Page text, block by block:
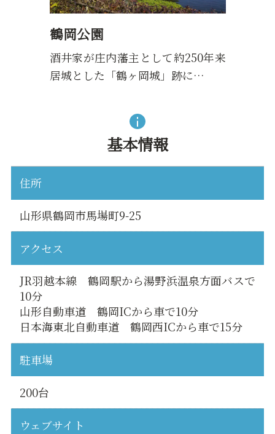
鶴岡公園
酒井家が庄内藩主として約250年来
居城とした「鶴ヶ岡城」跡に…
基本情報
住所
山形県鶴岡市馬場町9-25
アクセス
JR羽越本線 鶴岡駅から湯野浜温泉方面バスで
10分
山形自動車道 鶴岡ICから車で10分
日本海東北自動車道 鶴岡西ICから車で15分
駐車場
200台
ウェブサイト